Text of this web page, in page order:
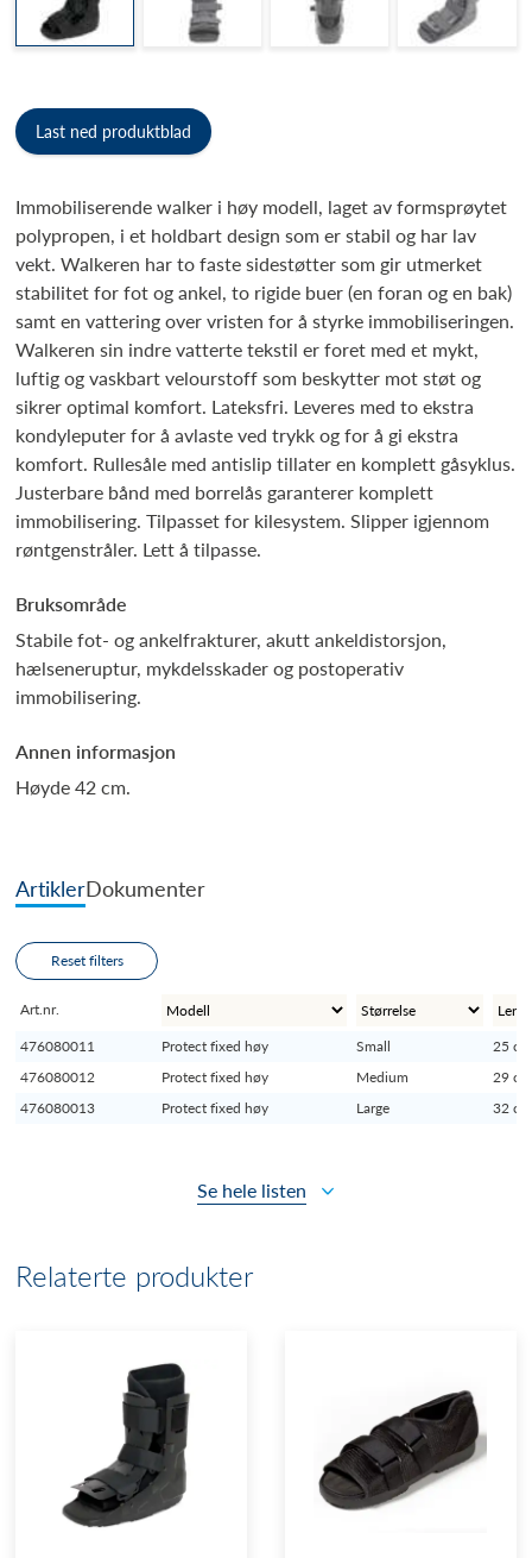
Immobiliserende walker i høy modell, laget av formsprøytet
polypropen, i et holdbart design som er stabil og har lav
vekt. Walkeren har to faste sidestøtter som gir utmerket
stabilitet for fot og ankel, to rigide buer (en foran og en bak)
samt en vattering over vristen for å styrke immobiliseringen.
Walkeren sin indre vatterte tekstil er foret med et mykt,
luftig og vaskbart velourstoff som beskytter mot støt og
sikrer optimal komfort. Lateksfri. Leveres med to ekstra
kondyleputer for å avlaste ved trykk og for å gi ekstra
komfort. Rullesåle med antislip tillater en komplett gåsyklus.
Justerbare bånd med borrelås garanterer komplett
immobilisering. Tilpasset for kilesystem. Slipper igjennom
røntgenstråler. Lett å tilpasse.
Bruksområde
Stabile fot- og ankelfrakturer, akutt ankeldistorsjon,
hælseneruptur, mykdelsskader og postoperativ
immobilisering.
Annen informasjon
Høyde 42 cm.
Last ned produktblad
ArtiklerDokumenter
Reset filters
Art.nr.
476080011
Protect fixed høy Small
25 cm
476080012
Protect fixed høy Medium
29 cm
476080013
Protect fixed høy Large 32 cm
Se hele listen
Relaterte produkter